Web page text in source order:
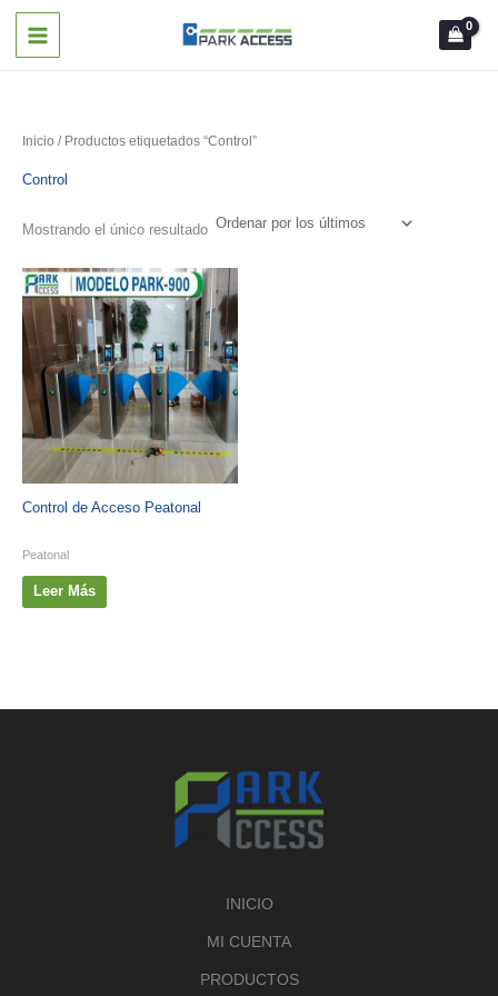
Inicio / Productos etiquetados “Control”
Control
Mostrando el único resultado
Control de Acceso Peatonal
Peatonal
Leer Más
INICIO
MI CUENTA
PRODUCTOS